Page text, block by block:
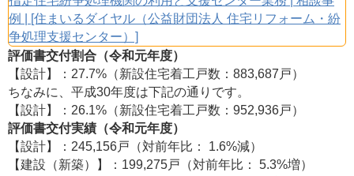
例 | [住まいるダイヤル（公益財団法人 住宅リフォーム・紛
争処理支援センター）]
評価書交付割合（令和元年度）
【設計】：27.7%（新設住宅着工戸数：883,687戸）
ちなみに、平成30年度は下記の通りです。
【設計】：26.1%（新設住宅着工戸数：952,936戸）
評価書交付実績（令和元年度）
【設計】：245,156戸（対前年比： 1.6%減）
【建設（新築）】：199,275戸（対前年比： 5.3%増）